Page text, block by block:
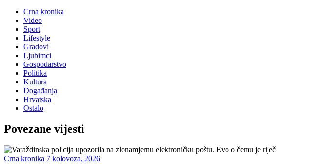
Crna kronika
Video
Sport
Lifestyle
Gradovi
Ljubimci
Gospodarstvo
Politika
Kultura
Događanja
Hrvatska
Ostalo
Povezane vijesti
Crna kronika 7 kolovoza, 2026